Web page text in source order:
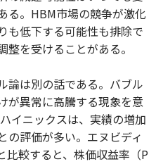
る。HBM市場の競争が激化
も低下する可能性も排除で
を受けることがある。
論は別の話である。バブル
が異常に高騰する現象を意
イニックスは、実績の増加
の評価が多い。エヌビディ
比較すると、株価収益率（P